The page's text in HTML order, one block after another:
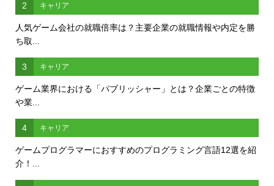
2 キャリア
人気ゲーム会社の就職倍率は？主要企業の就職情報や内定を勝
ち取...
3 キャリア
ゲーム業界における「パブリッシャー」とは？企業ごとの特徴
や業...
4 キャリア
ゲームプログラマーにおすすめのプログラミング言語12選を紹
介！...